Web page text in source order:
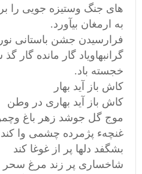
های جنگ وستیزه جویی را
به ارمغان بیآورد.
فرارسیدن جشن باستانی
گرانبهاویاد گار مانده گار
خجسته باد.
کاش باز آید بهار
کاش باز آید بهاری در وطن
موج گل جوشد زهر باغ
غنچهء پژمرده چشمی وا کند
بشگفد دلها پر از غوغا کند
شاخساری پر زند مرغ سحر